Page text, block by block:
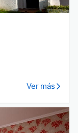
Ver más